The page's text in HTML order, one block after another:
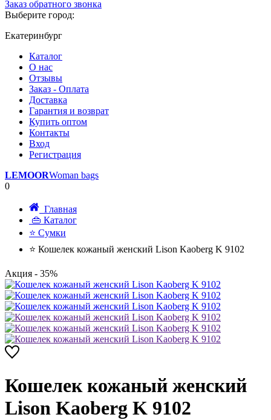
Заказ обратного звонка
Выберите город:
Екатеринбург
Каталог
О нас
Отзывы
Заказ - Оплата
Доставка
Гарантия и возврат
Купить оптом
Контакты
Вход
Регистрация
LEMOORWoman bags
0
Главная
👜 Каталог
⭐ Сумки
⭐ Кошелек кожаный женский Lison Kaoberg K 9102
Акция - 35%
Кошелек кожаный женский
Lison Kaoberg K 9102